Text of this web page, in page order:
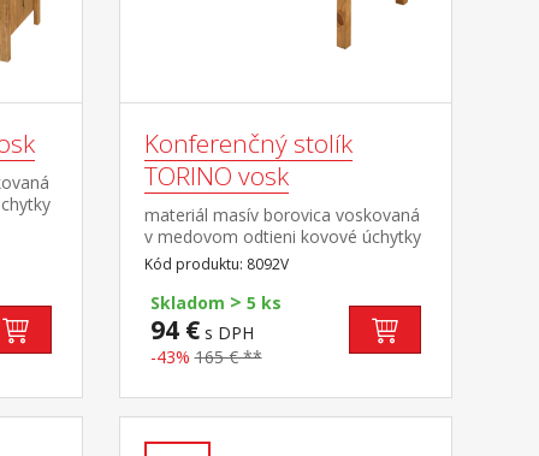
Konferenčný stolík
TORINO vosk
materiál masív borovica voskovaná
v medovom odtieni kovové úchytky
vo farebnom prevedení černena
mosadz široká zásuvka s kovovými
pojazdmi
Kód produktu: 8092V
Skladom > 5 ks
94 €s DPH
-43% 165 € **